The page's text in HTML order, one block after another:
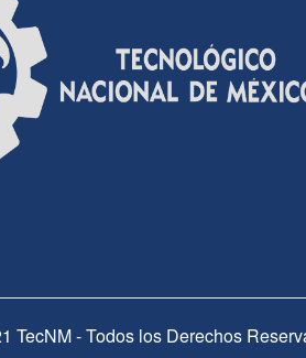
TecNM - Todos los Derechos